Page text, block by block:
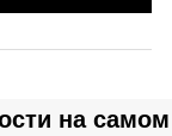
на самом